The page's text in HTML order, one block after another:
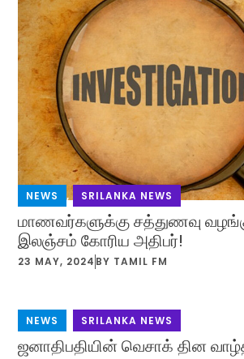
NEWS , SRILANKA NEWS
மாணவர்களுக்கு சத்துணவு
இலஞ்சம் கோரிய அதிபர்!
23 MAY, 2024 BY TAMIL FM
NEWS SRILANKA NEWS
ஜனாதிபதியின் வெசாக் தின